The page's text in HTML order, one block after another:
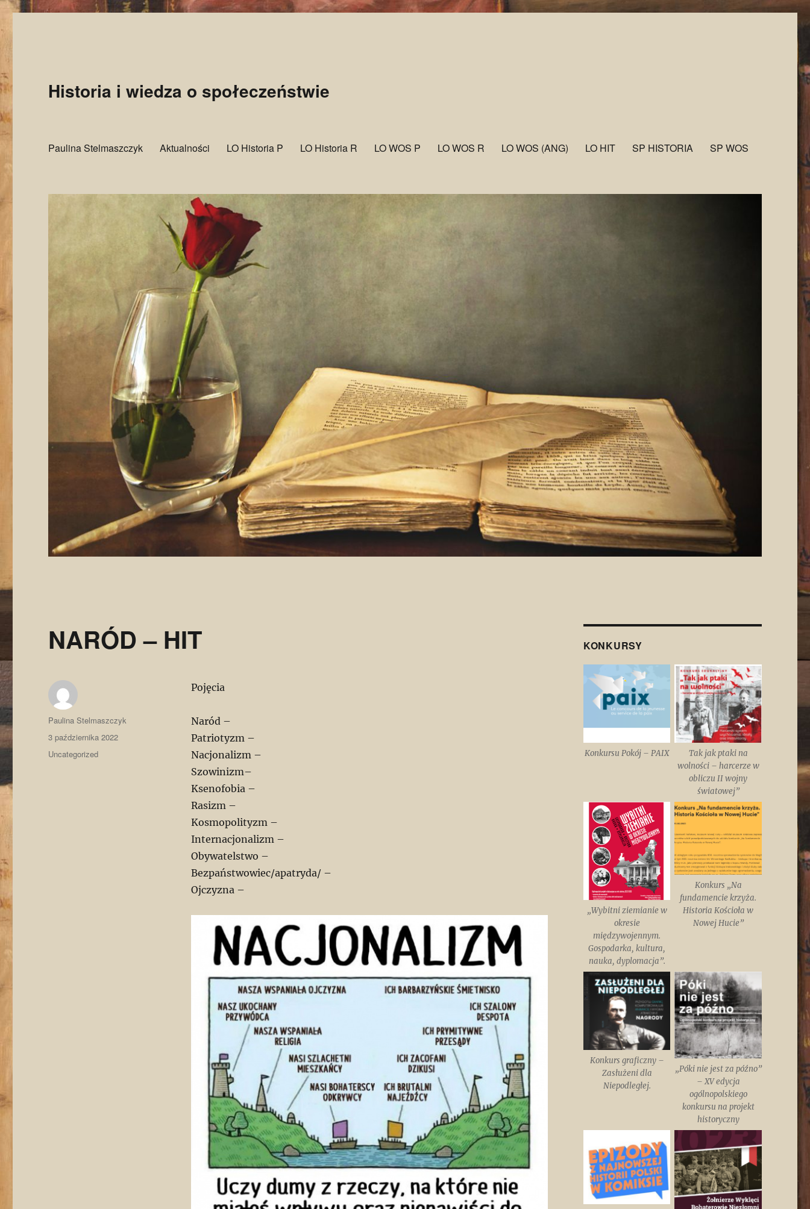
Historia i wiedza o społeczeństwie
Paulina Stelmaszczyk Aktualności LO Historia P LO Historia R LO WOS P LO WOS R LO WOS (ANG) LO HIT SP HISTORIA SP WOS
NARÓD – HIT
Pojęcia
Naród –
Patriotyzm –
Nacjonalizm –
Szowinizm–
Ksenofobia –
Rasizm –
Kosmopolityzm –
Internacjonalizm –
Obywatelstwo –
Bezpaństwowiec/apatryda/ –
Ojczyzna –
Autor
Paulina Stelmaszczyk
Data
publikacji
3 października 2022
Kategorie
Uncategorized
KONKURSY
Konkursu Pokój – PAIX
Tak jak ptaki na
wolności – harcerze w
obliczu II wojny
światowej”
„Wybitni ziemianie w
okresie
międzywojennym.
Gospodarka, kultura,
nauka, dyplomacja”.
Konkurs „Na
fundamencie krzyża.
Historia Kościoła w
Nowej Hucie”
Konkurs graficzny –
Zasłużeni dla
Niepodległej.
„Póki nie jest za późno”
– XV edycja
ogólnopolskiego
konkursu na projekt
historyczny